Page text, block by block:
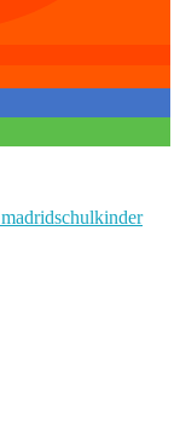
schulkinder